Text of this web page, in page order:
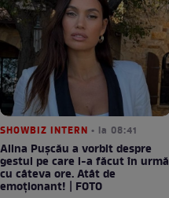
SHOWBIZ INTERN • la 08:41
Alina Pușcău a vorbit despre
gestul pe care l-a făcut în urmă
cu câteva ore. Atât de
emoționant! | FOTO